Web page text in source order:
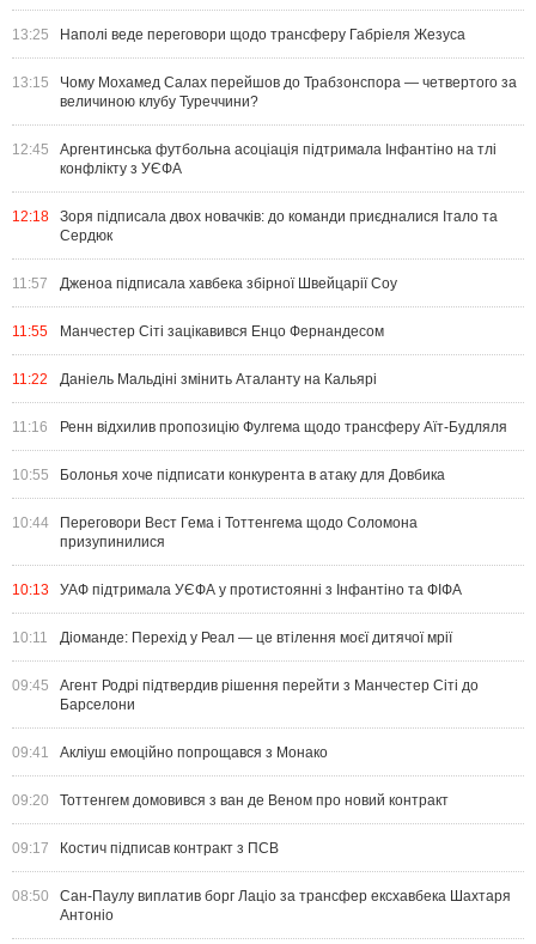
13:25 Наполі веде переговори щодо трансферу Габріеля Жезуса
13:15
Чому Мохамед Салах перейшов до Трабзонспора — четвертого за
величиною клубу Туреччини?
12:45
Аргентинська футбольна асоціація підтримала Інфантіно на тлі
конфлікту з УЄФА
12:18
Зоря підписала двох новачків: до команди приєдналися Італо та
Сердюк
11:57 Дженоа підписала хавбека збірної Швейцарії Соу
11:55 Манчестер Сіті зацікавився Енцо Фернандесом
11:22 Даніель Мальдіні змінить Аталанту на Кальярі
11:16 Ренн відхилив пропозицію Фулгема щодо трансферу Аїт-Будляля
10:55 Болонья хоче підписати конкурента в атаку для Довбика
10:44
Переговори Вест Гема і Тоттенгема щодо Соломона
призупинилися
10:13 УАФ підтримала УЄФА у протистоянні з Інфантіно та ФІФА
10:11 Діоманде: Перехід у Реал — це втілення моєї дитячої мрії
09:45
Агент Родрі підтвердив рішення перейти з Манчестер Сіті до
Барселони
09:41 Акліуш емоційно попрощався з Монако
09:20 Тоттенгем домовився з ван де Веном про новий контракт
09:17 Костич підписав контракт з ПСВ
08:50
Сан-Паулу виплатив борг Лаціо за трансфер ексхавбека Шахтаря
Антоніо